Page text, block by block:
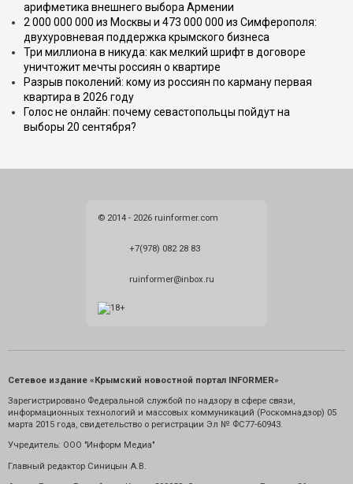
арифметика внешнего выбора Армении
2 000 000 000 из Москвы и 473 000 000 из Симферополя:
двухуровневая поддержка крымского бизнеса
Три миллиона в никуда: как мелкий шрифт в договоре
уничтожит мечты россиян о квартире
Разрыв поколений: кому из россиян по карману первая
квартира в 2026 году
Голос не онлайн: почему севастопольцы пойдут на
выборы 20 сентября?
© 2014 - 2026 ruinformer.com
+7(978) 082 28 83
ruinformer@inbox.ru
Сетевое издание «Крымский новостной портал INFORMER»
Зарегистрировано Федеральной службой по надзору в сфере связи,
информационных технологий и массовых коммуникаций (Роскомнадзор) 05
марта 2015 года, свидетельство о регистрации Эл № ФС77-60943.
Учредитель: ООО "Информ Медиа"
Главный редактор Синицын А.В.